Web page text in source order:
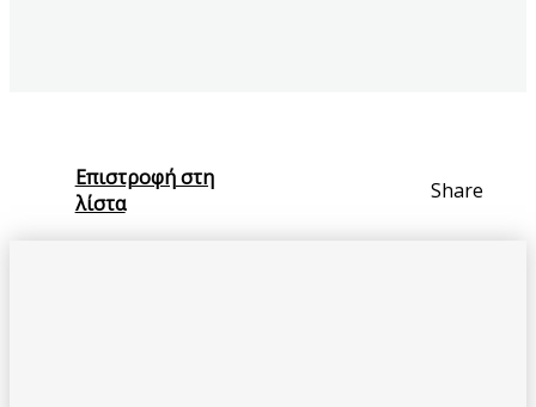
Επιστροφή στη
λίστα
Share